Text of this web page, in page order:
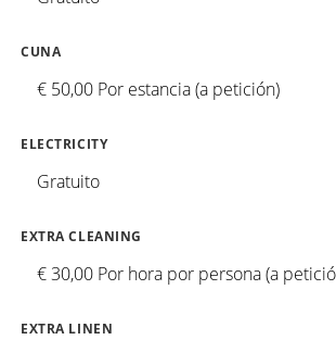
CUNA
€ 50,00 Por estancia (a petición)
ELECTRICITY
Gratuito
EXTRA CLEANING
€ 30,00 Por hora por persona (a
EXTRA LINEN